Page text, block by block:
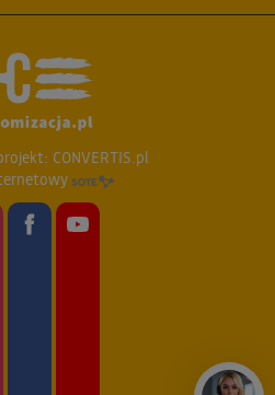
CONVERTIS.pl